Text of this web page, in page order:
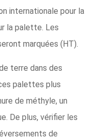
internationale pour la
la palette. Les
marquées (HT).
terre dans des
palettes plus
de méthyle, un
De plus, vérifier les
de